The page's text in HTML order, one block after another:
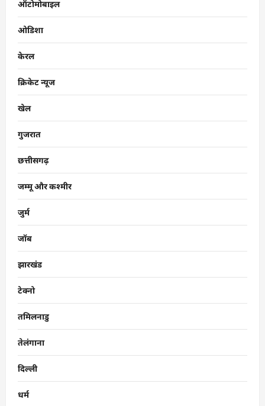
ऑटोमोबाइल
ओडिशा
केरल
क्रिकेट न्यूज
खेल
गुजरात
छत्तीसगढ़
जम्मू और कश्मीर
जुर्म
जॉब
झारखंड
टेक्नो
तमिलनाडु
तेलंगाना
दिल्ली
धर्म